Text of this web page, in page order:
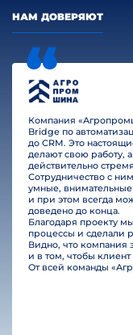
НАМ ДОВЕРЯЮТ
Компания
Bridge по
до CRM. Это
делают свою работу,
действительно
Сотрудничество с
умные,
и при этом всегда
доведено до конца.
Благодаря проекту
процессы и сделали
Видно, что компания
и в том, чтобы